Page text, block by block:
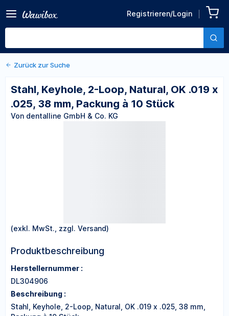
Registrieren/Login
Natural, OK .019 x .025, 38
mm, Packung à 10 Stück
Von dentalline GmbH & Co. KG
Zurück zu den Produktdetails
Zurück zur Suche
Stahl, Keyhole, 2-Loop, Natural, OK .019 x
.025, 38 mm, Packung à 10 Stück
Von dentalline GmbH & Co. KG
(exkl. MwSt., zzgl. Versand)
Produktbeschreibung
Herstellernummer :
DL304906
Beschreibung :
Stahl, Keyhole, 2-Loop, Natural, OK .019 x .025, 38 mm,